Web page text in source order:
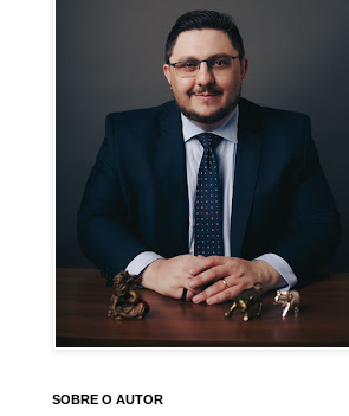
SOBRE O AUTOR